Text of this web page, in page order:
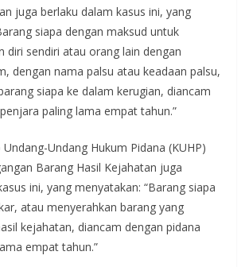
juga berlaku dalam kasus ini, yang
siapa dengan maksud untuk
diri sendiri atau orang lain dengan
dengan nama palsu atau keadaan palsu,
siapa ke dalam kerugian, diancam
paling lama empat tahun.”
Undang Hukum Pidana (KUHP)
Barang Hasil Kejahatan juga
ini, yang menyatakan: “Barang siapa
atau menyerahkan barang yang
kejahatan, diancam dengan pidana
empat tahun.”